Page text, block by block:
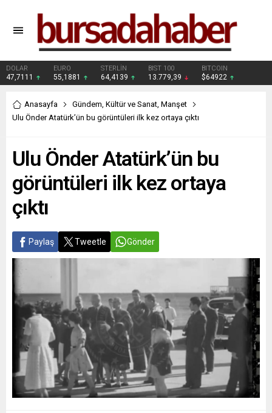
DOLAR
47,7111
EURO
55,1881
STERLİN
64,4139
BIST 100
13.779,39
BITCOIN
$64922
Anasayfa Gündem, Kültür ve Sanat, Manşet
Ulu Önder Atatürk’ün bu görüntüleri ilk kez ortaya çıktı
Ulu Önder Atatürk’ün bu
görüntüleri ilk kez ortaya
çıktı
Paylaş Tweetle Gönder